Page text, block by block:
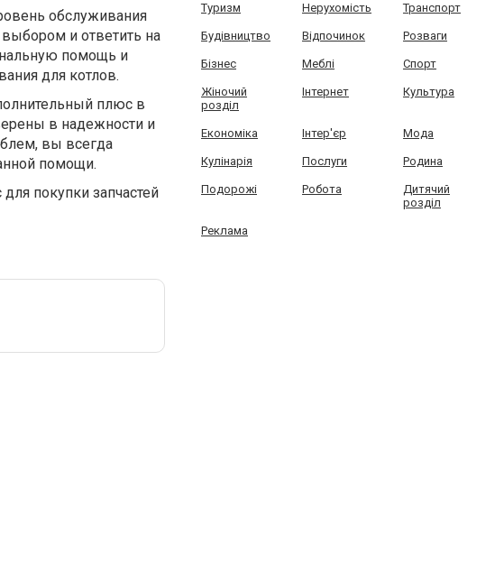
обслуживания
и ответить на
помощь и
для котлов.
плюс в
в надежности и
вы всегда
помощи.
покупки запчастей
Туризм Нерухомість Транспорт
Будівництво Відпочинок Розваги
Бізнес Меблі Спорт
Жіночий
розділ
Інтернет Культура
Економіка Інтер'єр Мода
Кулінарія Послуги Родина
Подорожі Робота
Дитячий
розділ
Реклама